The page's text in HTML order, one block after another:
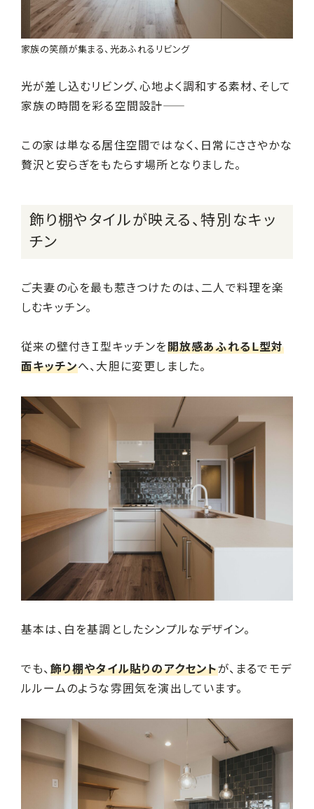
家族の笑顔が集まる、光あふれるリビング
光が差し込むリビング、心地よく調和する素材、そして
家族の時間を彩る空間設計――
この家は単なる居住空間ではなく、日常にささやかな
贅沢と安らぎをもたらす場所となりました。
飾り棚やタイルが映える、特別なキッ
チン
ご夫妻の心を最も惹きつけたのは、二人で料理を楽
しむキッチン。
従来の壁付きＩ型キッチンを開放感あふれるＬ型対
面キッチンへ、大胆に変更しました。
基本は、白を基調としたシンプルなデザイン。
でも、 飾り棚やタイル貼りのアクセントが、まるでモデ
ルルームのような雰囲気を演出しています。